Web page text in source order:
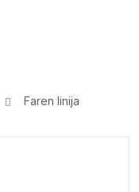
Faren linija